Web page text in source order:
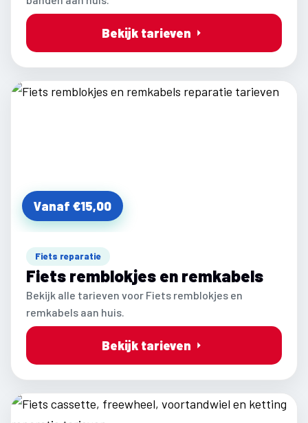
Bekijk tarieven
Vanaf €15,00
Fiets reparatie
Fiets remblokjes en remkabels
Bekijk alle tarieven voor Fiets remblokjes en
remkabels aan huis.
Bekijk tarieven